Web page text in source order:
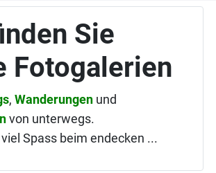
Sie
Fotogalerien
, Wanderungen und
von unterwegs.
Spass beim endecken ...